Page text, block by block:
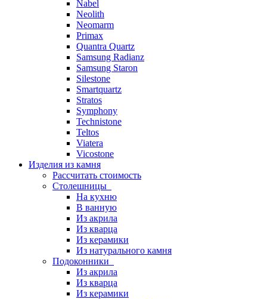
Nabel
Neolith
Neomarm
Primax
Quantra Quartz
Samsung Radianz
Samsung Staron
Silestone
Smartquartz
Stratos
Symphony
Technistone
Teltos
Viatera
Vicostone
Изделия из камня
Рассчитать стоимость
Столешницы
На кухню
В ванную
Из акрила
Из кварца
Из керамики
Из натурального камня
Подоконники
Из акрила
Из кварца
Из керамики